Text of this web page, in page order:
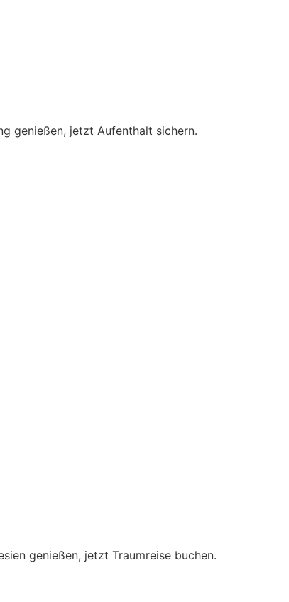
genießen, jetzt Aufenthalt sichern.
genießen, jetzt Traumreise buchen.